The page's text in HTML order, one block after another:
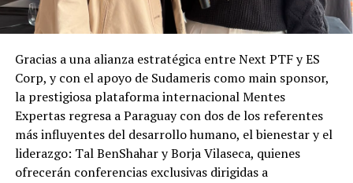
Gracias a una alianza estratégica entre Next PTF y ES
Corp, y con el apoyo de Sudameris como main sponsor,
la prestigiosa plataforma internacional Mentes
Expertas regresa a Paraguay con dos de los referentes
más influyentes del desarrollo humano, el bienestar y el
liderazgo: Tal BenShahar y Borja Vilaseca, quienes
ofrecerán conferencias exclusivas dirigidas a